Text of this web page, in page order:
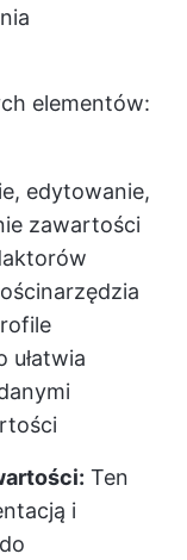
elementów:
edytowanie,
zawartości
narzędzia
ułatwia
Ten
i